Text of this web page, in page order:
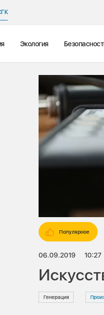
Экология
Популярное
06.09.2019 10:27
Генерация